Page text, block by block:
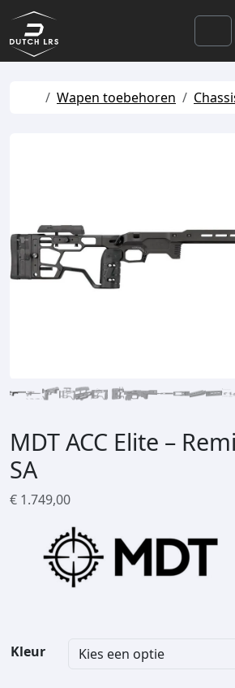
Skip to content
Skip to footer
Home
Wapen toebehoren
MDT ACC Elite –
SA
€ 1.749,00
Kleur